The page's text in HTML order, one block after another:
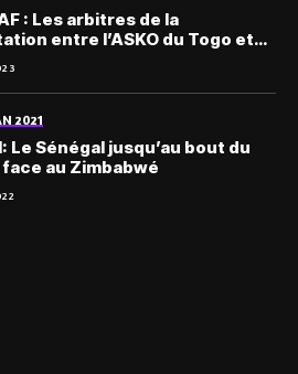
: Les arbitres de la
entre l’ASKO du Togo et
d’Égypte
2021
Le Sénégal jusqu’au bout du
au Zimbabwé